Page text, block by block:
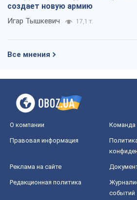
создает новую армию
Игар Тышкевич 17,1 т.
Все мнения
О компании Команда
Правовая информация
Реклама на сайте
Редакционная политика
событий